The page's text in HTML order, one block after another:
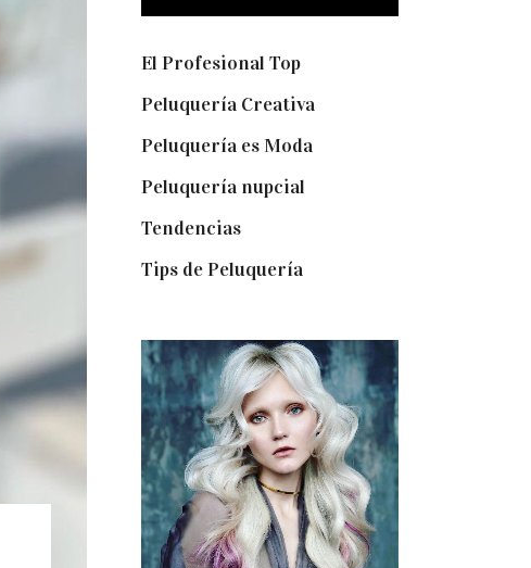
El Profesional Top(11)
Peluquería Creativa(5)
Peluquería es Moda(57)
Peluquería nupcial
Tendencias(140)
Tips de Peluquería(54)